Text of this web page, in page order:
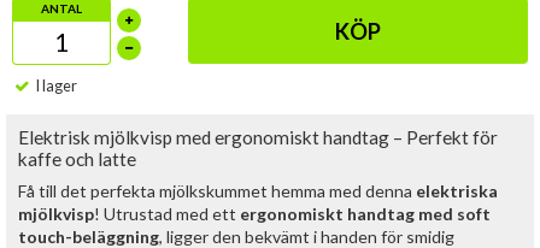
ANTAL
KÖP
I lager
Elektrisk mjölkvisp med ergonomiskt handtag – Perfekt för
kaffe och latte
Få till det perfekta mjölkskummet hemma med denna elektriska
mjölkvisp! Utrustad med ett ergonomiskt handtag med soft
touch-beläggning, ligger den bekvämt i handen för smidig